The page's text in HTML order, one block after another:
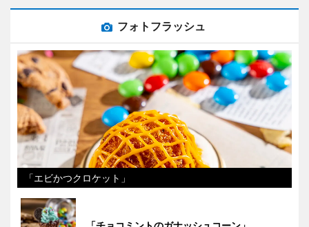
フォトフラッシュ
「エビかつクロケット」